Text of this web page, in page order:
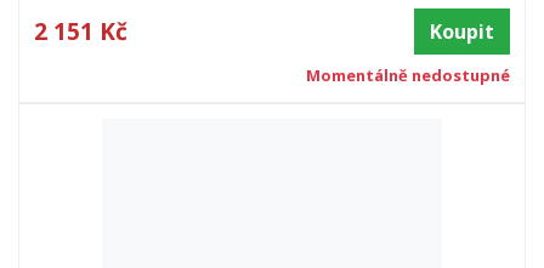
2 151 Kč Koupit
Momentálně nedostupné